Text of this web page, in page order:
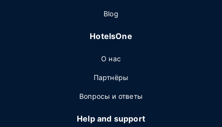
Blog
HotelsOne
О нас
Партнёры
Вопросы и ответы
Help and support